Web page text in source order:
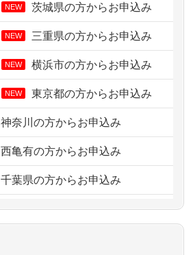
NEW 茨城県の方からお申込み
NEW 三重県の方からお申込み
NEW 横浜市の方からお申込み
NEW 東京都の方からお申込み
神奈川の方からお申込み
西亀有の方からお申込み
千葉県の方からお申込み
東京都の方からお申込み